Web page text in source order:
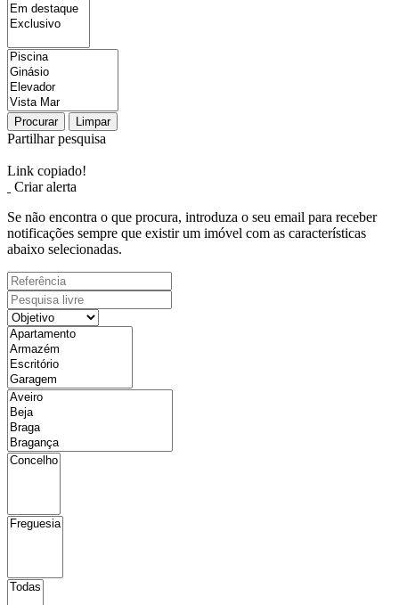
Procurar Limpar
Partilhar pesquisa
Link copiado!
Criar alerta
Se não encontra o que procura, introduza o seu email para receber
notificações sempre que existir um imóvel com as características
abaixo selecionadas.